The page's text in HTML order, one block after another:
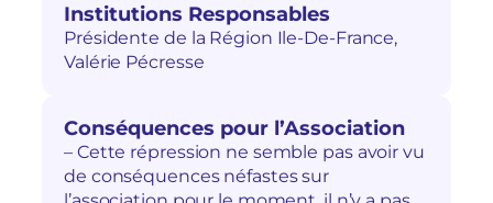
Institutions Responsables
Présidente de la Région Ile-De-France,
Valérie Pécresse
Conséquences pour l’Association
– Cette répression ne semble pas avoir vu
de conséquences néfastes sur